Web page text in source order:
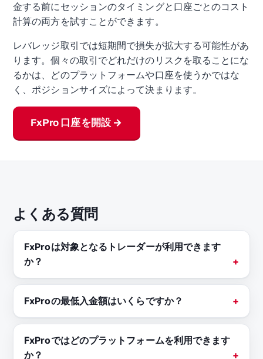
金する前にセッションのタイミングと口座ごとのコスト
計算の両方を試すことができます。
レバレッジ取引では短期間で損失が拡大する可能性があ
ります。個々の取引でどれだけのリスクを取ることにな
るかは、どのプラットフォームや口座を使うかではな
く、ポジションサイズによって決まります。
FxPro 口座を開設 →
よくある質問
FxProは対象となるトレーダーが利用できます
か？
FxProの最低入金額はいくらですか？
FxProではどのプラットフォームを利用できます
か？